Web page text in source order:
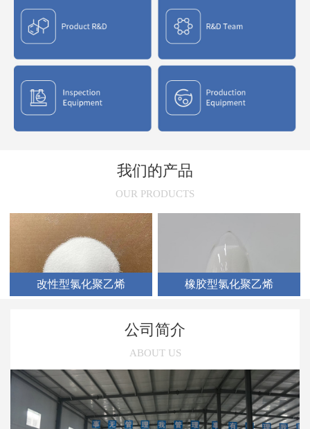
新闻 氯化聚乙烯CPE结构特征与应用介绍
新闻 氯化聚氯乙烯性能与用途
我们的产品
OUR PRODUCTS
改性型氯化聚乙烯 橡胶型氯化聚乙烯
公司简介
ABOUT US